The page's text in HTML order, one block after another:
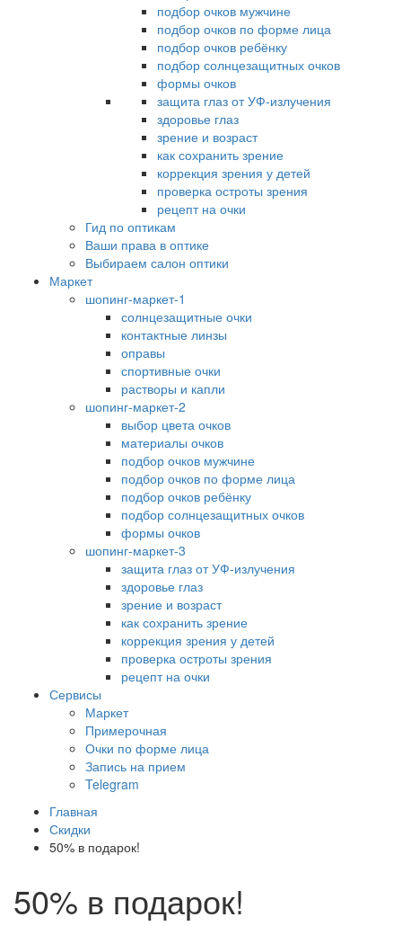
подбор очков мужчине
подбор очков по форме лица
подбор очков ребёнку
подбор солнцезащитных очков
формы очков
защита глаз от УФ-излучения
здоровье глаз
зрение и возраст
как сохранить зрение
коррекция зрения у детей
проверка остроты зрения
рецепт на очки
Гид по оптикам
Ваши права в оптике
Выбираем салон оптики
Маркет
шопинг-маркет-1
солнцезащитные очки
контактные линзы
оправы
спортивные очки
растворы и капли
шопинг-маркет-2
выбор цвета очков
материалы очков
подбор очков мужчине
подбор очков по форме лица
подбор очков ребёнку
подбор солнцезащитных очков
формы очков
шопинг-маркет-3
защита глаз от УФ-излучения
здоровье глаз
зрение и возраст
как сохранить зрение
коррекция зрения у детей
проверка остроты зрения
рецепт на очки
Сервисы
Маркет
Примерочная
Очки по форме лица
Запись на прием
Telegram
Главная
Скидки
50% в подарок!
50% в подарок!